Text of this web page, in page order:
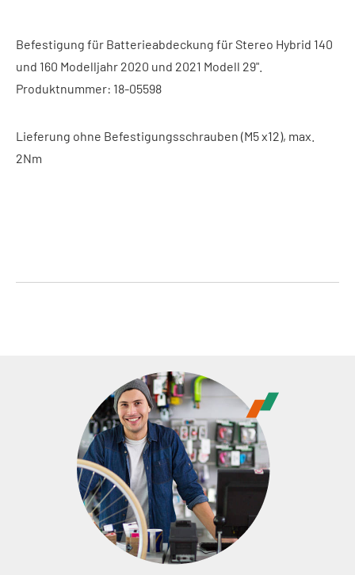
Befestigung für Batterieabdeckung für Stereo Hybrid 140
und 160 Modelljahr 2020 und 2021 Modell 29".
Produktnummer: 18-05598
Lieferung ohne Befestigungsschrauben (M5 x12), max.
2Nm